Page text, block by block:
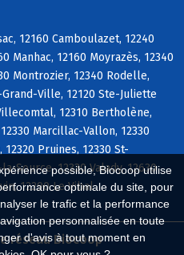
possible, Biocoop utilise
optimale du site, pour
le trafic et la performance
personnalisée en toute
d'avis à tout moment en
12160 Camboulazet, 12240
Manhac, 12160 Moyrazès, 12340
Montrozier, 12340 Rodelle,
Ville, 12120 Ste-Juliette
12310 Bertholène,
Marcillac-Vallon, 12330
Pruines, 12330 St-
Source, 12330 Valady, 12630
12290 Le Vibal
réseau Biocoop